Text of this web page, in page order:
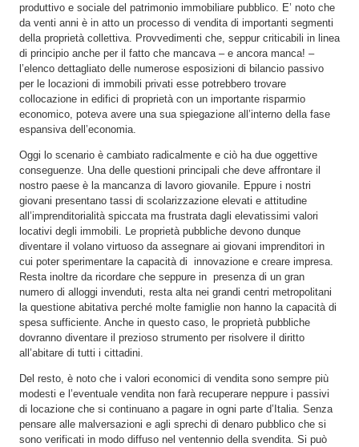
produttivo e sociale del patrimonio immobiliare pubblico. E’ noto che
da venti anni è in atto un processo di vendita di importanti segmenti
della proprietà collettiva. Provvedimenti che, seppur criticabili in linea
di principio anche per il fatto che mancava – e ancora manca! –
l’elenco dettagliato delle numerose esposizioni di bilancio passivo
per le locazioni di immobili privati esse potrebbero trovare
collocazione in edifici di proprietà con un importante risparmio
economico, poteva avere una sua spiegazione all’interno della fase
espansiva dell’economia.
Oggi lo scenario è cambiato radicalmente e ciò ha due oggettive
conseguenze. Una delle questioni principali che deve affrontare il
nostro paese è la mancanza di lavoro giovanile. Eppure i nostri
giovani presentano tassi di scolarizzazione elevati e attitudine
all’imprenditorialità spiccata ma frustrata dagli elevatissimi valori
locativi degli immobili. Le proprietà pubbliche devono dunque
diventare il volano virtuoso da assegnare ai giovani imprenditori in
cui poter sperimentare la capacità di innovazione e creare impresa.
Resta inoltre da ricordare che seppure in presenza di un gran
numero di alloggi invenduti, resta alta nei grandi centri metropolitani
la questione abitativa perché molte famiglie non hanno la capacità di
spesa sufficiente. Anche in questo caso, le proprietà pubbliche
dovranno diventare il prezioso strumento per risolvere il diritto
all’abitare di tutti i cittadini.
Del resto, è noto che i valori economici di vendita sono sempre più
modesti e l’eventuale vendita non farà recuperare neppure i passivi
di locazione che si continuano a pagare in ogni parte d’Italia. Senza
pensare alle malversazioni e agli sprechi di denaro pubblico che si
sono verificati in modo diffuso nel ventennio della svendita. Si può